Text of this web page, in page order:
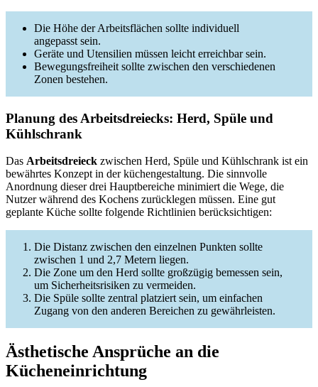
Die Höhe der Arbeitsflächen sollte individuell
angepasst sein.
Geräte und Utensilien müssen leicht erreichbar sein.
Bewegungsfreiheit sollte zwischen den verschiedenen
Zonen bestehen.
Planung des Arbeitsdreiecks: Herd, Spüle und
Kühlschrank
Das Arbeitsdreieck zwischen Herd, Spüle und Kühlschrank ist ein
bewährtes Konzept in der küchengestaltung. Die sinnvolle
Anordnung dieser drei Hauptbereiche minimiert die Wege, die
Nutzer während des Kochens zurücklegen müssen. Eine gut
geplante Küche sollte folgende Richtlinien berücksichtigen:
Die Distanz zwischen den einzelnen Punkten sollte
zwischen 1 und 2,7 Metern liegen.
Die Zone um den Herd sollte großzügig bemessen sein,
um Sicherheitsrisiken zu vermeiden.
Die Spüle sollte zentral platziert sein, um einfachen
Zugang von den anderen Bereichen zu gewährleisten.
Ästhetische Ansprüche an die
Kücheneinrichtung